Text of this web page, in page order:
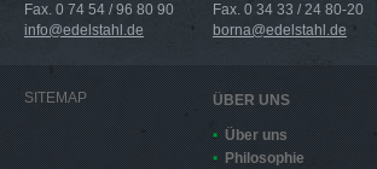
Fax. 0 74 54 / 96 80 90
info@edelstahl.de
Fax. 0 34 33 / 24 80-20
borna@edelstahl.de
SITEMAP ÜBER UNS
Über uns
Philosophie